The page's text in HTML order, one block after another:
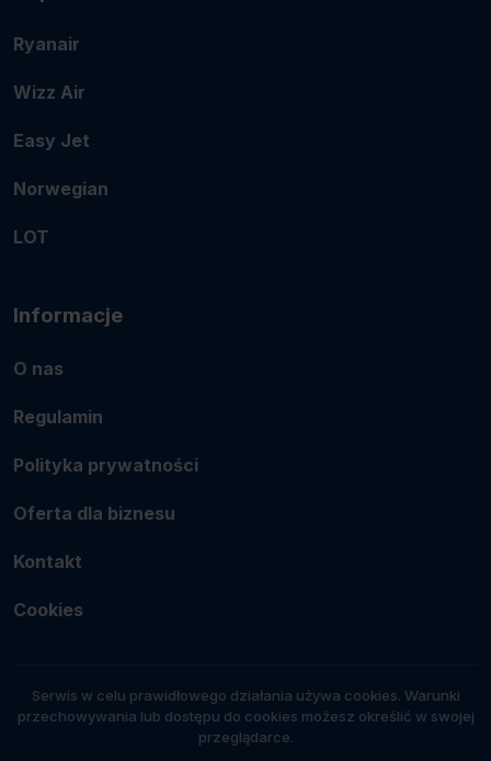
Ryanair
Wizz Air
Easy Jet
Norwegian
LOT
Informacje
O nas
Regulamin
Polityka prywatności
Oferta dla biznesu
Kontakt
Cookies
Serwis w celu prawidłowego działania używa cookies. Warunki
przechowywania lub dostępu do cookies możesz określić w swojej
przeglądarce.